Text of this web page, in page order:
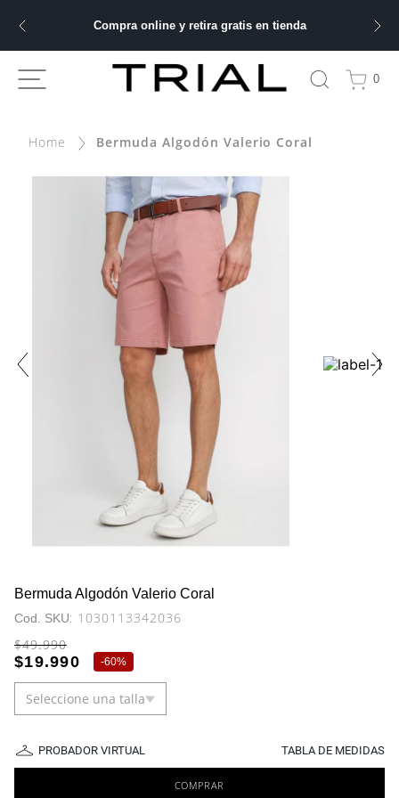
Compra online y retira gratis en tienda
0
Bermuda Algodón Valerio Coral
Bermuda Algodón Valerio Coral
: 1030113342036
$49.990
$19.990 -60%
Seleccione una talla
PROBADOR VIRTUAL TABLA DE MEDIDAS
COMPRAR
BUSCADOS